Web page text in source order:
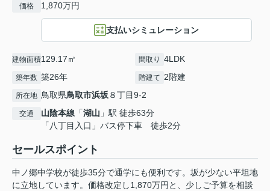
価格 1,870万円
支払いシミュレーション
建物面積129.17㎡ 間取り 4LDK
築年数 築26年 階建て 2階建
所在地 鳥取県鳥取市浜坂８丁目9-2
交通 山陰本線 「湖山 」駅 徒歩63分
「八丁目入口」バス停下車 徒歩2分
セールスポイント
中ノ郷中学校が徒歩35分で通学にも便利です。坂が少ない平坦地
に立地しています。価格改定し1,870万円と、少しご予算を相談